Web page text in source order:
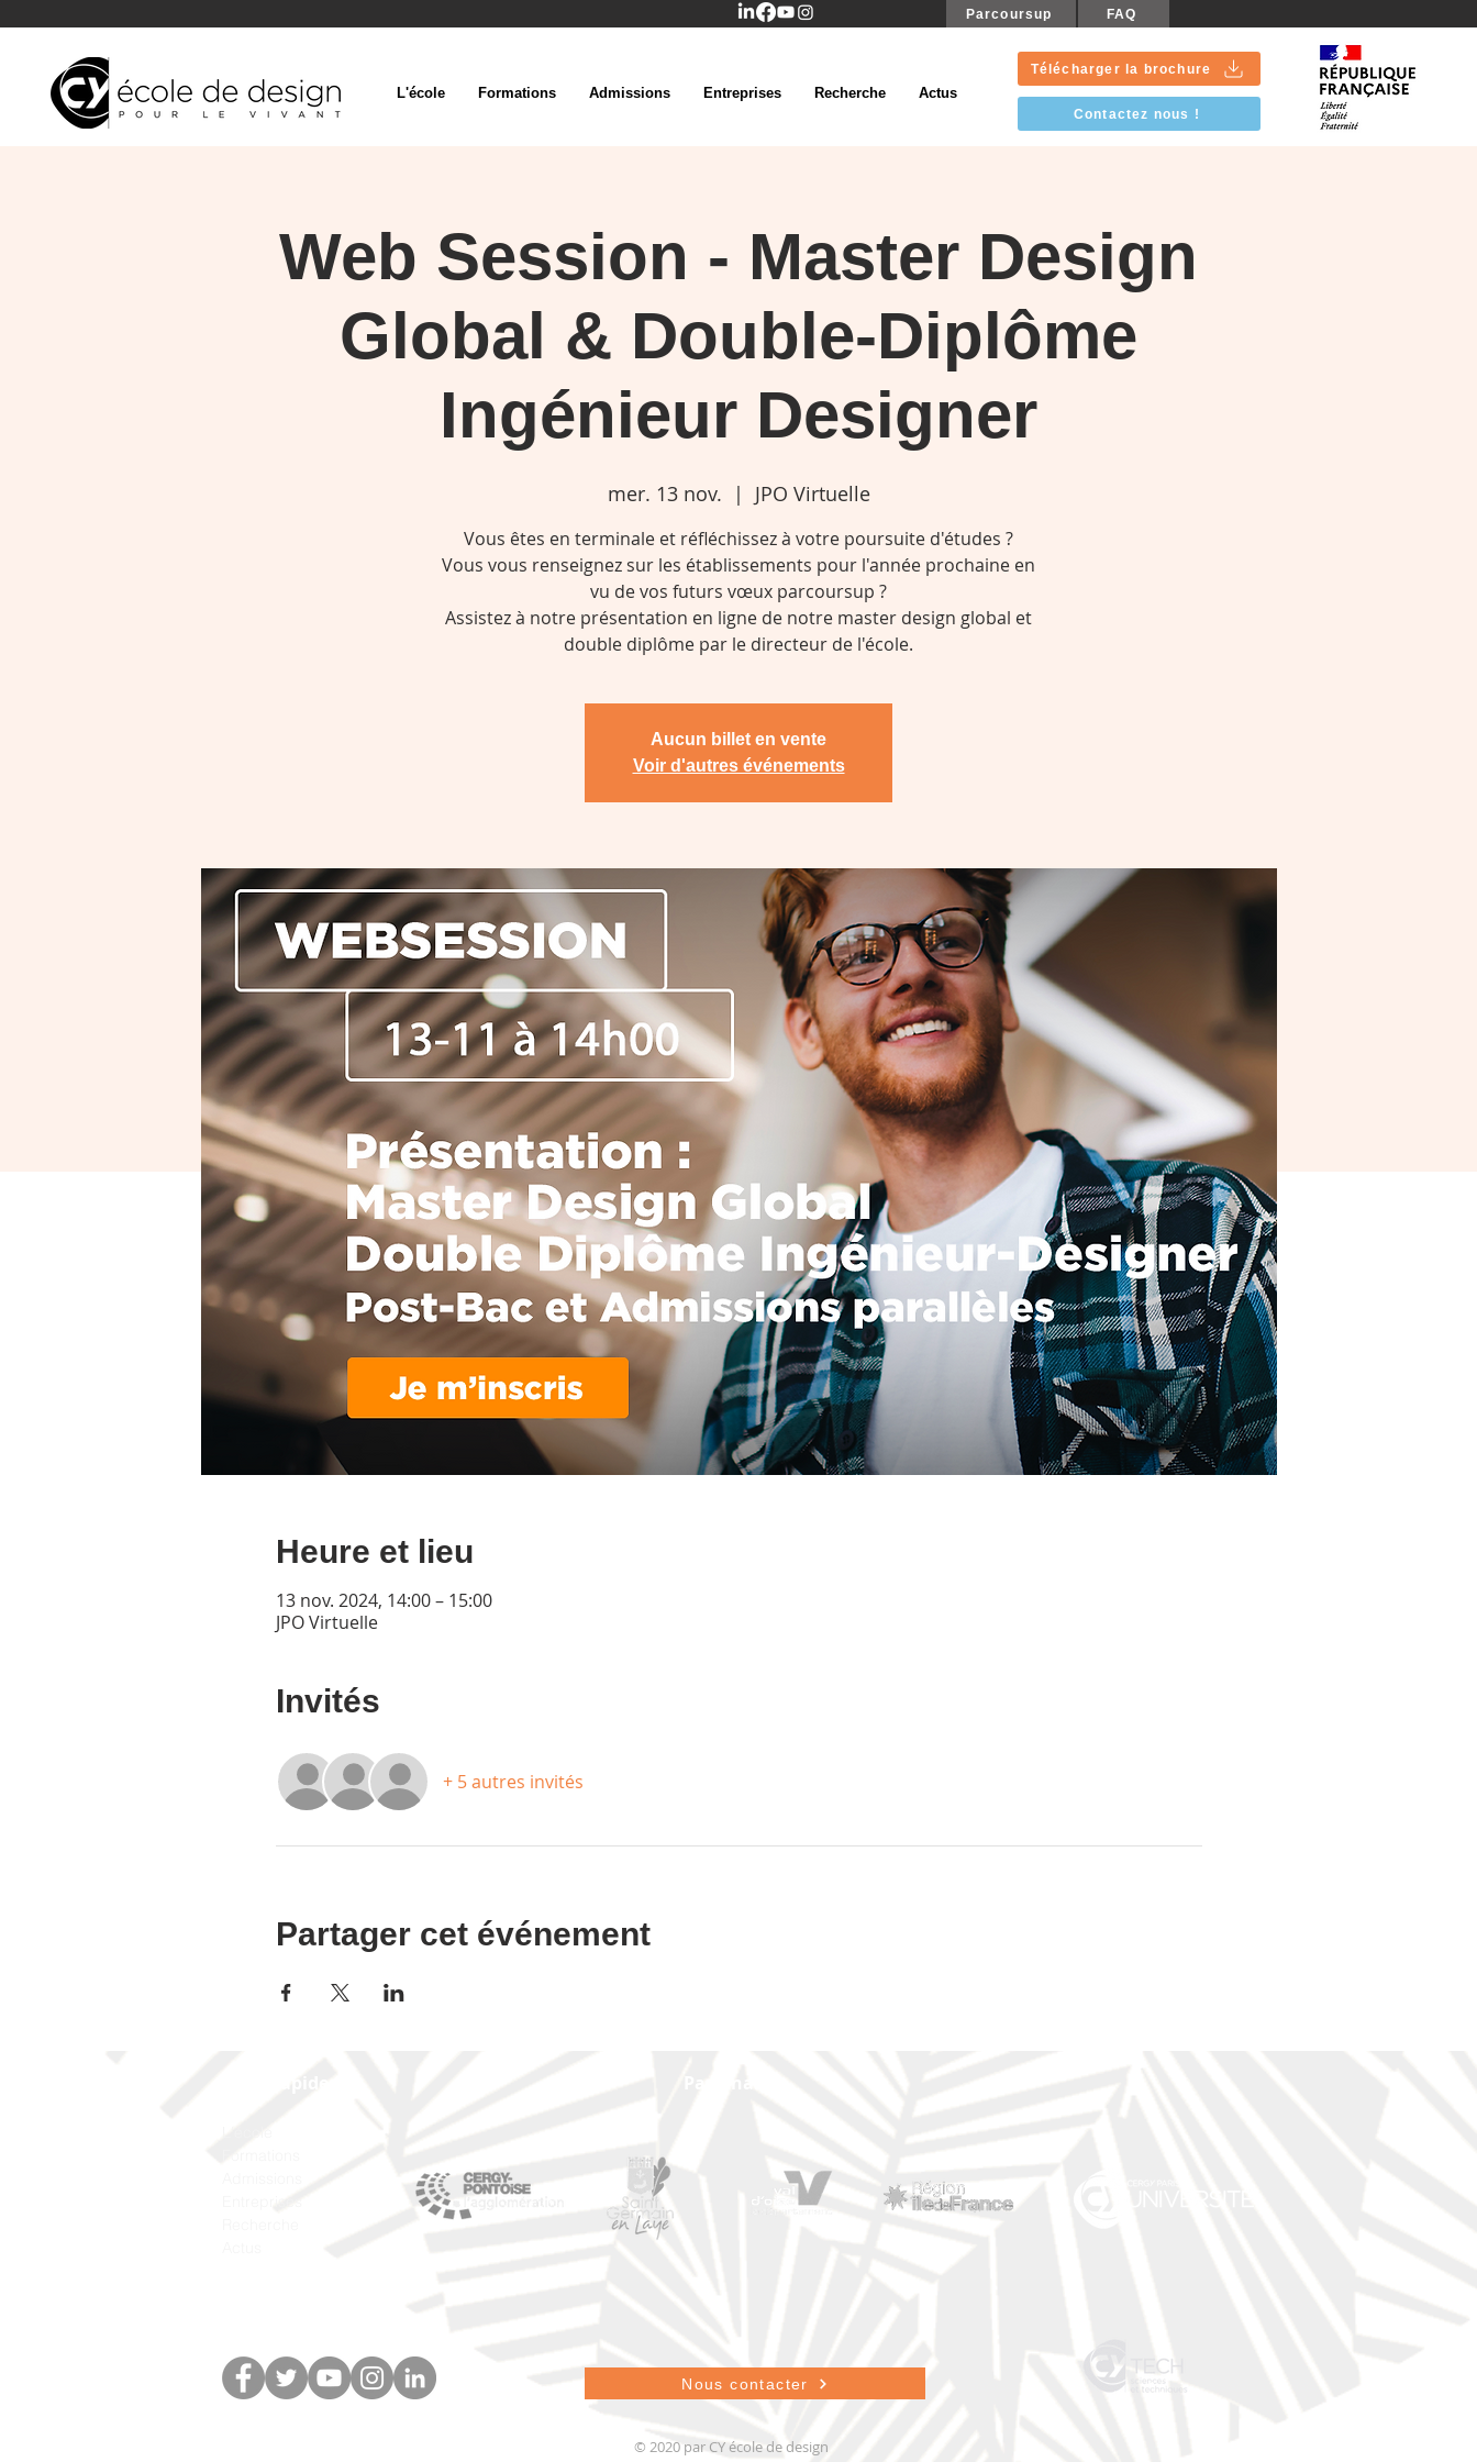
Parcoursup FAQ
L'école Formations Admissions Entreprises Recherche Actus
Télécharger la brochure
Contactez nous !
Web Session - Master Design
Global & Double-Diplôme
Ingénieur Designer
mer. 13 nov.
  |
JPO Virtuelle
Vous êtes en terminale et réfléchissez à votre poursuite d'études ?
Vous vous renseignez sur les établissements pour l'année prochaine en
vu de vos futurs vœux parcoursup ?
Assistez à notre présentation en ligne de notre master design global et
double diplôme par le directeur de l'école.
Aucun billet en vente
Voir d'autres événements
Heure et lieu
13 nov. 2024, 14:00 – 15:00
JPO Virtuelle
Invités
+ 5 autres invités
Partager cet événement
Nous contacter
© 2020 par CY école de design